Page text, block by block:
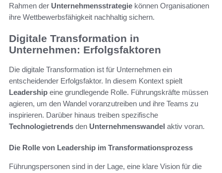
Rahmen der Unternehmensstrategie können Organisationen
ihre Wettbewerbsfähigkeit nachhaltig sichern.
Digitale Transformation in
Unternehmen: Erfolgsfaktoren
Die digitale Transformation ist für Unternehmen ein
entscheidender Erfolgsfaktor. In diesem Kontext spielt
Leadership eine grundlegende Rolle. Führungskräfte müssen
agieren, um den Wandel voranzutreiben und ihre Teams zu
inspirieren. Darüber hinaus treiben spezifische
Technologietrends den Unternehmenswandel aktiv voran.
Die Rolle von Leadership im Transformationsprozess
Führungspersonen sind in der Lage, eine klare Vision für die